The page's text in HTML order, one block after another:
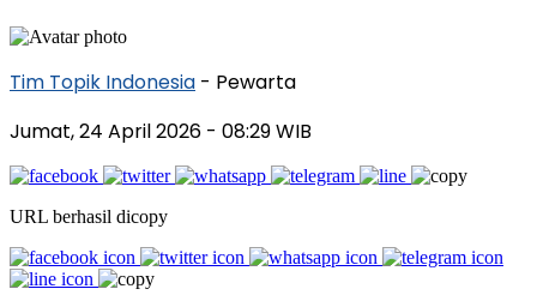
Tim Topik Indonesia - Pewarta
Jumat, 24 April 2026 - 08:29 WIB
URL berhasil dicopy